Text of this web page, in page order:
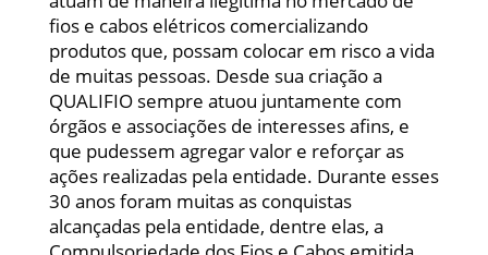
fios e cabos elétricos comercializando
produtos que, possam colocar em risco a vida
de muitas pessoas. Desde sua criação a
QUALIFIO sempre atuou juntamente com
órgãos e associações de interesses afins, e
que pudessem agregar valor e reforçar as
ações realizadas pela entidade. Durante esses
30 anos foram muitas as conquistas
alcançadas pela entidade, dentre elas, a